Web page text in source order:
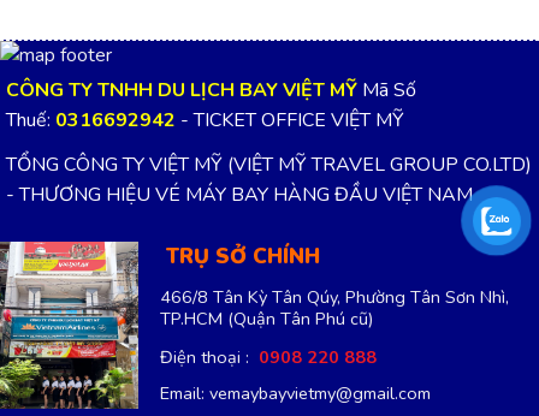
56 Nguyễn Thị Thập, Phường Tân Thuận,
TP.HCM(Quận 7 cũ)
Điện thoại :0908 520 088
Email: vemaybayvietmy@gmail.com
VÉ MÁY BAY QUẬN TÂN PHÚ
(Quận Tân Phú cũ)
Điện thoại :0918 234 072
Email: vemaybayvietmy@gmail.com